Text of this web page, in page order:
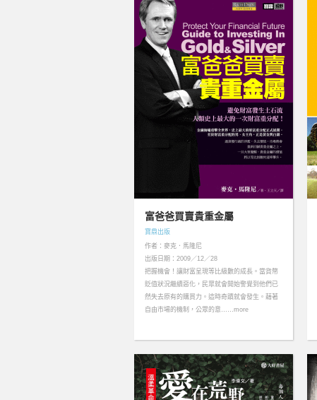
富爸爸買賣貴重金屬
寶鼎出版
作者：麥克．馬隆尼
出版日期：2009／12／28
把握機會！讓財富呈現等比級數的成長。當貨幣
貶值狀況繼續惡化，民眾就會開始警覺到他們已
然失去原有的購買力。這時奇蹟就會發生。藉著
自由市場的機制，公眾的意……more